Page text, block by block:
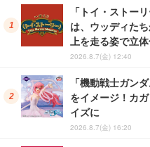
「トイ・ストー
は、ウッディた
上を走る姿で立
2026.8.7(金) 12:40
「機動戦士ガン
をイメージ！カ
イズに
2026.8.7(金) 16:20